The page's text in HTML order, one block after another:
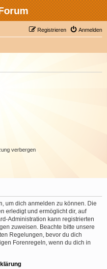
Anmelden
Registrieren
verbergen
um dich anmelden zu können. Die
erledigt und ermöglicht dir, auf
Administration kann registrierten
zuweisen. Beachte bitte unsere
Regelungen, bevor du dich
Forenregeln, wenn du dich in